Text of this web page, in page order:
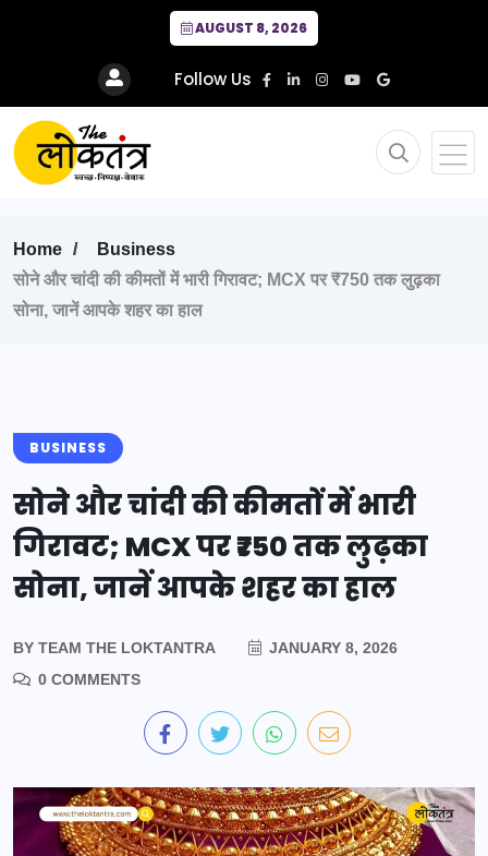
AUGUST 8, 2026
Follow Us
Home
Business
सोने और चांदी की कीमतों में भारी गिरावट; MCX पर ₹750 तक लुढ़का
सोना, जानें आपके शहर का हाल
BUSINESS
सोने और चांदी की कीमतों में भारी
गिरावट; MCX पर ₹750 तक लुढ़का
सोना, जानें आपके शहर का हाल
BY TEAM THE LOKTANTRA
JANUARY 8, 2026
0 COMMENTS